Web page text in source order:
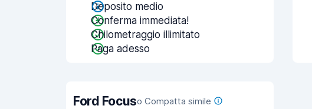
Deposito medio
Conferma immediata!
Chilometraggio illimitato
Paga adesso
Ford Focuso Compatta simile